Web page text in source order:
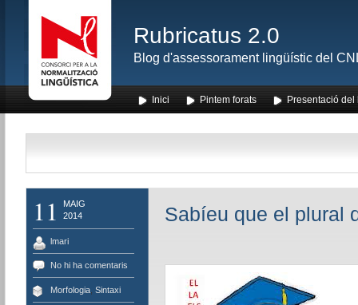
Rubricatus 2.0
Blog d'assessorament lingüístic del
Inici Pintem forats Presentació del
11
MAIG
2014
lmari
No hi ha comentaris
Morfologia, Sintaxi
Sabíeu que el plural